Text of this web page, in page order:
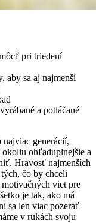
pri triedení
aby sa aj najmenší
a potláčané
generácií,
okoliu ohľaduplnejšie a
Hravosť najmenších
čo by chceli
viet pre
je tak, ako má
sa len viac pozerať
v rukách svoju